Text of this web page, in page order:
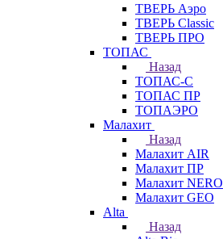
ТВЕРЬ Аэро
ТВЕРЬ Classic
ТВЕРЬ ПРО
ТОПАС
Назад
ТОПАС-С
ТОПАС ПР
ТОПАЭРО
Малахит
Назад
Малахит AIR
Малахит ПР
Малахит NERO
Малахит GEO
Alta
Назад